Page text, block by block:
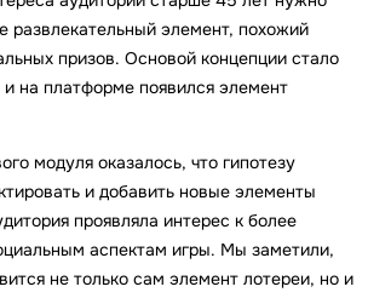
развлекательный элемент, похожий
призов. Основой концепции стало
на платформе появился элемент
модуля оказалось, что гипотезу
и добавить новые элементы
проявляла интерес к более
аспектам игры. Мы заметили,
не только сам элемент лотереи, но и